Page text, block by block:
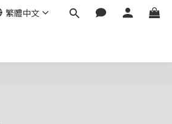
繁體中文